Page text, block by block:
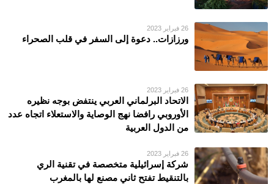
26 فبراير 2023
ورزازات.. دعوة إلى السفر في قلب الصحراء
26 فبراير 2023
الاتحاد البرلماني العربي ينتفض بوجه نظيره
الأوروبي رافضا نهج الوصاية والاستعلاء اتجاه عدد
من الدول العربية
26 فبراير 2023
شركة إسرائيلية متخصصة في تقنية الري
بالتنقيط تفتح ثاني مصنع لها بالمغرب